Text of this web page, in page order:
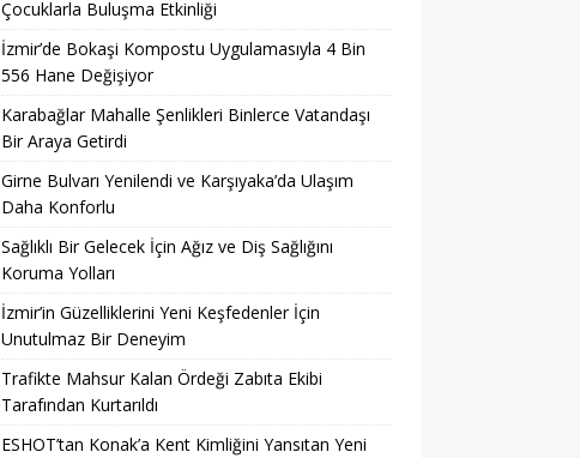
Çocuklarla Buluşma Etkinliği
İzmir’de Bokaşi Kompostu Uygulamasıyla 4 Bin
556 Hane Değişiyor
Karabağlar Mahalle Şenlikleri Binlerce Vatandaşı
Bir Araya Getirdi
Girne Bulvarı Yenilendi ve Karşıyaka’da Ulaşım
Daha Konforlu
Sağlıklı Bir Gelecek İçin Ağız ve Diş Sağlığını
Koruma Yolları
İzmir’in Güzelliklerini Yeni Keşfedenler İçin
Unutulmaz Bir Deneyim
Trafikte Mahsur Kalan Ördeği Zabıta Ekibi
Tarafından Kurtarıldı
ESHOT’tan Konak’a Kent Kimliğini Yansıtan Yeni